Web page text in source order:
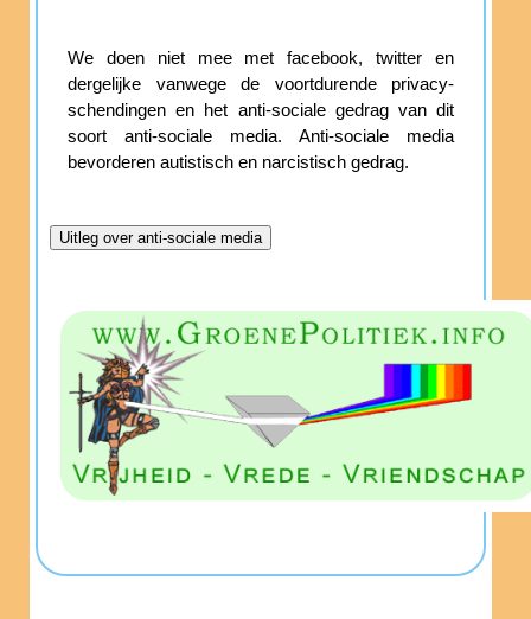
We doen niet mee met facebook, twitter en
dergelijke vanwege de voortdurende privacy-
schendingen en het anti-sociale gedrag van dit
soort anti-sociale media. Anti-sociale media
bevorderen autistisch en narcistisch gedrag.